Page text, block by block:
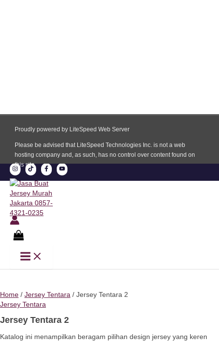
Proudly powered by LiteSpeed Web Server
Please be advised that LiteSpeed Technologies Inc. is not a web
hosting company and, as such, has no control over content found on
this site.
Home / Jersey Tentara / Jersey Tentara 2
Jersey Tentara
Jersey Tentara 2
Katalog ini menampilkan beragam pilihan design jersey yang keren